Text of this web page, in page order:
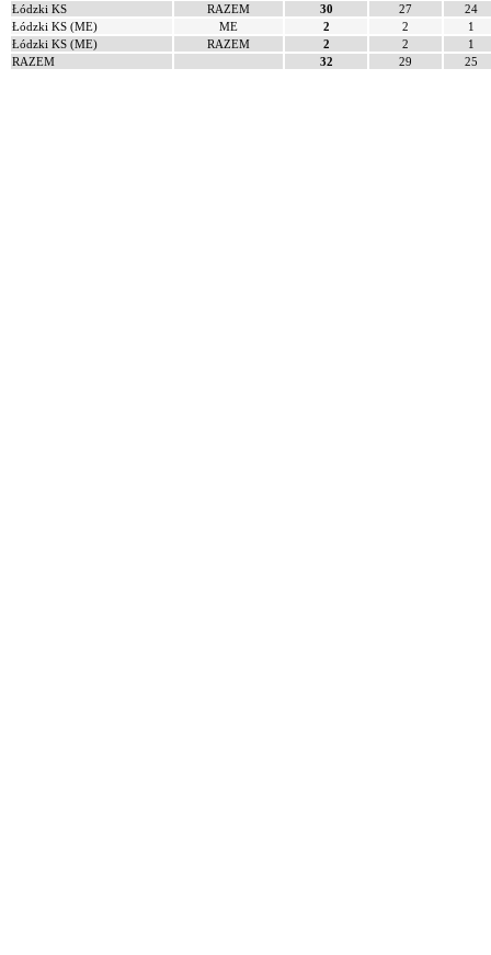
Łódzki KS
RAZEM 30 27
24
Łódzki KS (ME)
ME 2 2
1
Łódzki KS (ME)
RAZEM 2 2
1
RAZEM
32 29 25